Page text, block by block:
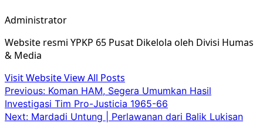
Administrator
Website resmi YPKP 65 Pusat Dikelola oleh Divisi Humas
& Media
Visit WebsiteView All Posts
Post
navigation
Previous: Koman HAM, Segera Umumkan Hasil
Investigasi Tim Pro-Justicia 1965-66
Next: Mardadi Untung | Perlawanan dari Balik Lukisan